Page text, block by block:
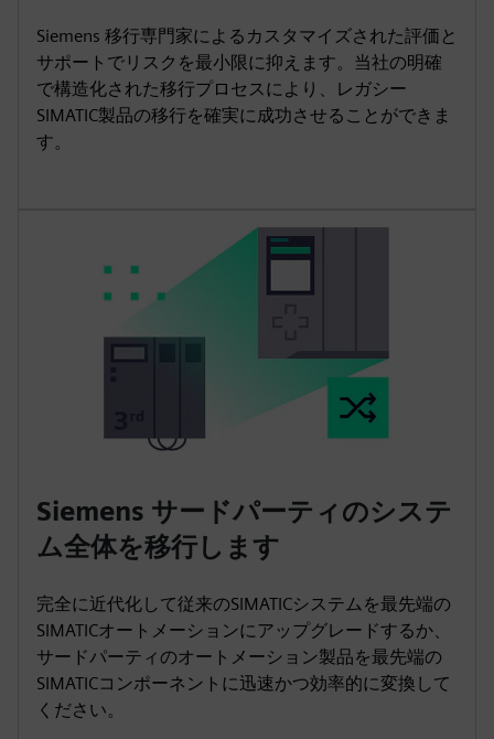
Siemens 移行専門家によるカスタマイズされた評価と
サポートでリスクを最小限に抑えます。当社の明確
で構造化された移行プロセスにより、レガシー
SIMATIC製品の移行を確実に成功させることができま
す。
Siemens サードパーティのシステ
ム全体を移行します
完全に近代化して従来のSIMATICシステムを最先端の
SIMATICオートメーションにアップグレードするか、
サードパーティのオートメーション製品を最先端の
SIMATICコンポーネントに迅速かつ効率的に変換して
ください。